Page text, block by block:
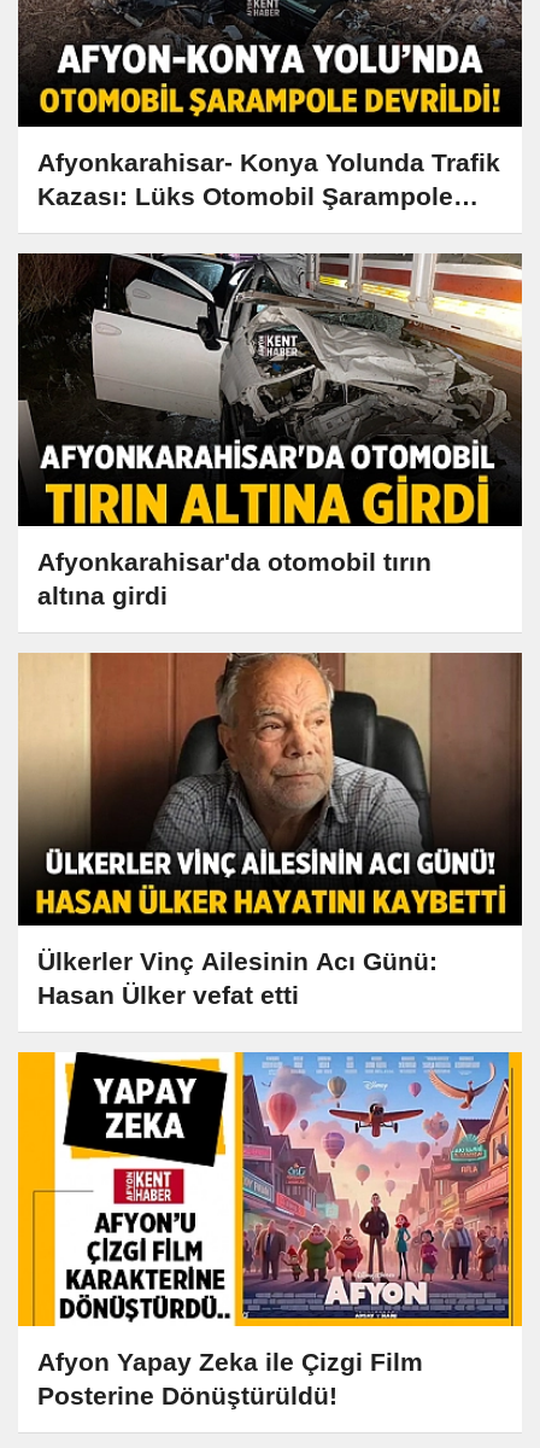
Afyonkarahisar- Konya Yolunda Trafik
Kazası: Lüks Otomobil Şarampole
Devrildi!
Afyonkarahisar'da otomobil tırın
altına girdi
Ülkerler Vinç Ailesinin Acı Günü:
Hasan Ülker vefat etti
Afyon Yapay Zeka ile Çizgi Film
Posterine Dönüştürüldü!